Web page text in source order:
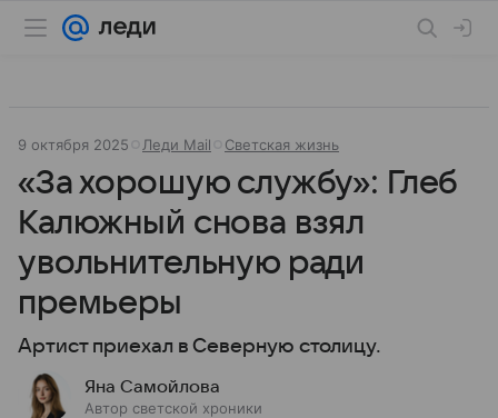
9 октября 2025 Леди Mail Светская жизнь
«За хорошую службу»: Глеб
Калюжный снова взял
увольнительную ради
премьеры
Артист приехал в Северную столицу.
Яна Самойлова
Автор светской хроники